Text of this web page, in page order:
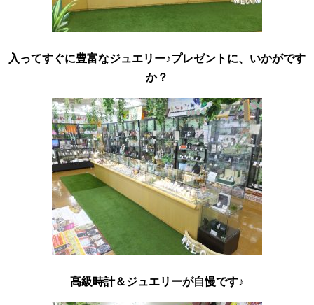
入ってすぐに豊富なジュエリー♪プレゼントに、いかがです
か？
高級時計＆ジュエリーが自慢です♪